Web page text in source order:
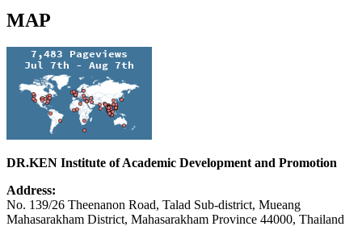
MAP
DR.KEN Institute of Academic Development and Promotion
Address:
No. 139/26 Theenanon Road, Talad Sub-district, Mueang
Mahasarakham District, Mahasarakham Province 44000, Thailand